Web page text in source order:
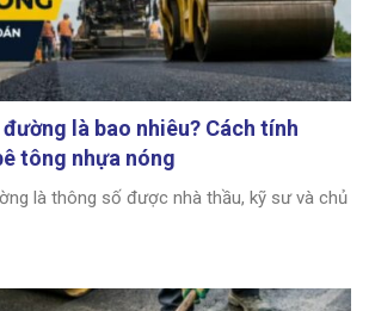
là bao nhiêu? Cách tính
tông nhựa nóng
là thông số được nhà thầu, kỹ sư và chủ